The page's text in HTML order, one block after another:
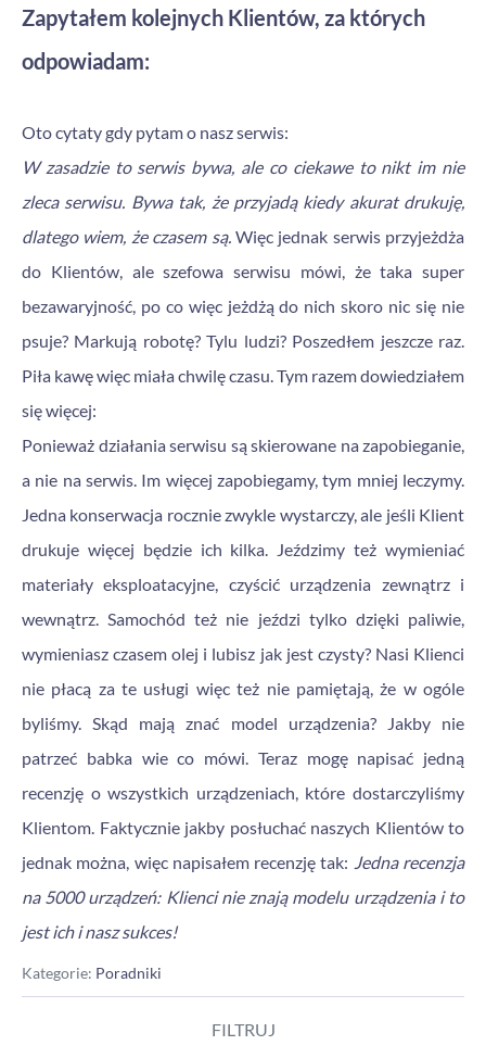
Zapytałem kolejnych Klientów, za których
odpowiadam:
Oto cytaty gdy pytam o nasz serwis:
W zasadzie to serwis bywa, ale co ciekawe to nikt im nie
zleca serwisu. Bywa tak, że przyjadą kiedy akurat drukuję,
dlatego wiem, że czasem są. Więc jednak serwis przyjeżdża
do Klientów, ale szefowa serwisu mówi, że taka super
bezawaryjność, po co więc jeżdżą do nich skoro nic się nie
psuje? Markują robotę? Tylu ludzi? Poszedłem jeszcze raz.
Piła kawę więc miała chwilę czasu. Tym razem dowiedziałem
się więcej:
Ponieważ działania serwisu są skierowane na zapobieganie,
a nie na serwis. Im więcej zapobiegamy, tym mniej leczymy.
Jedna konserwacja rocznie zwykle wystarczy, ale jeśli Klient
drukuje więcej będzie ich kilka. Jeździmy też wymieniać
materiały eksploatacyjne, czyścić urządzenia zewnątrz i
wewnątrz. Samochód też nie jeździ tylko dzięki paliwie,
wymieniasz czasem olej i lubisz jak jest czysty? Nasi Klienci
nie płacą za te usługi więc też nie pamiętają, że w ogóle
byliśmy. Skąd mają znać model urządzenia? Jakby nie
patrzeć babka wie co mówi. Teraz mogę napisać jedną
recenzję o wszystkich urządzeniach, które dostarczyliśmy
Klientom. Faktycznie jakby posłuchać naszych Klientów to
jednak można, więc napisałem recenzję tak: Jedna recenzja
na 5000 urządzeń: Klienci nie znają modelu urządzenia i to
jest ich i nasz sukces!
Kategorie: Poradniki
FILTRUJ